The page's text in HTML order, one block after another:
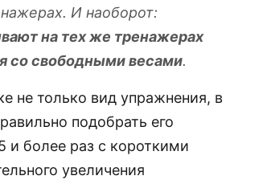
И наоборот:
на тех же тренажерах
со свободными весами.
не только вид упражнения, в
подобрать его
и более раз с короткими
увеличения